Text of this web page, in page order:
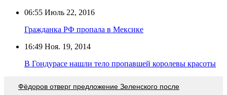
06:55 Июль 22, 2016
Гражданка РФ пропала в Мексике
16:49 Ноя. 19, 2014
В Гондурасе нашли тело пропавшей королевы красоты
Фёдоров отверг предложение Зеленского после